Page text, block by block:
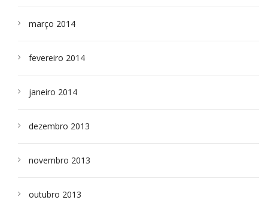
março 2014
fevereiro 2014
janeiro 2014
dezembro 2013
novembro 2013
outubro 2013